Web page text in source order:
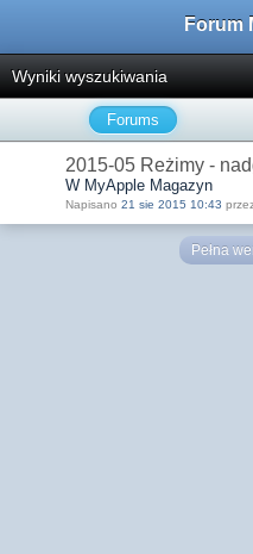
Forum
Wyniki wyszukiwania
Forums
2015-05 Reżimy -
W MyApple Magazyn
Napisano 21 sie 2015 10:43
Pełna